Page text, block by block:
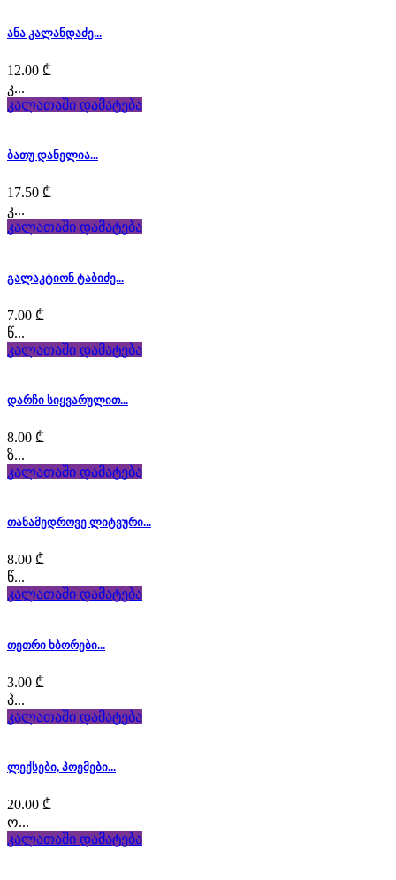
brand
replica
tag
heuer.
cheap
tag
heuer
monaco
replica
here.
quality
luxury
sexfranckmuller.com
men
and
women.
typically
the
the
watchmaking
industry
heart
and
ანა კალანდაძე...
12.00 ₾
კ...
კალათაში დამატება
ბათუ დანელია...
17.50 ₾
კ...
კალათაში დამატება
გალაკტიონ ტაბიძე...
7.00 ₾
წ...
კალათაში დამატება
დარჩი სიყვარულით...
8.00 ₾
ზ...
კალათაში დამატება
თანამედროვე ლიტვური...
8.00 ₾
წ...
კალათაში დამატება
თეთრი ხბორები...
3.00 ₾
პ...
კალათაში დამატება
ლექსები, პოემები...
20.00 ₾
ო...
კალათაში დამატება